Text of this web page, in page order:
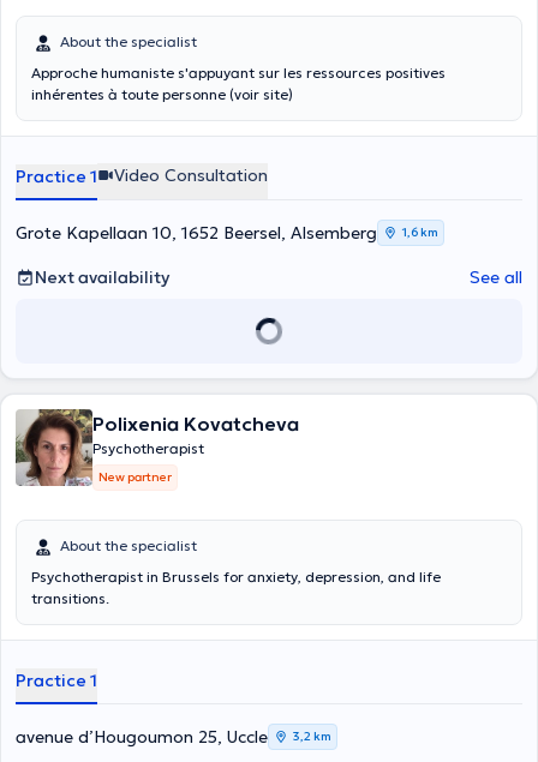
About the specialist
Approche humaniste s'appuyant sur les ressources positives
inhérentes à toute personne (voir site)
Practice 1 Video Consultation
Grote Kapellaan 10, 1652 Beersel, Alsemberg 1,6 km
Next availability See all
Polixenia Kovatcheva
Psychotherapist
New partner
About the specialist
Psychotherapist in Brussels for anxiety, depression, and life
transitions.
Practice 1
avenue d’Hougoumon 25, Uccle 3,2 km